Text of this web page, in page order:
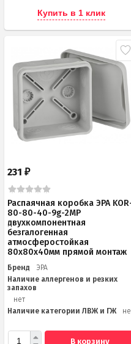
Купить в 1 клик
231₽
Распаячная коробка ЭРА
80-80-40-9g-2MP
двухкомпонентная
безгалогенная
атмосферостойкая
80х80х40мм прямой монтаж
Бренд
ЭРА
Наличие аллергенов и резких
запахов
нет
Наличие категории ЛВЖ и ГЖ
В корзину